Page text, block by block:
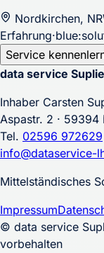
Nordkirchen,
Erfahrung·
Service
data service Suplie
Inhaber Carsten
Aspastr. 2 ·
Tel. 02596 972629
info@dataservice-
Mittelständisches
Impressum
© data service
vorbehalten